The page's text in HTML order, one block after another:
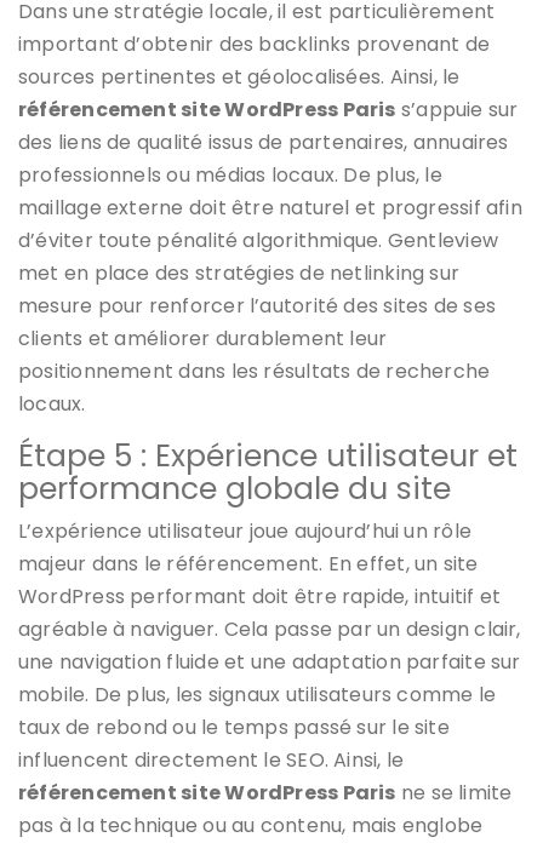
Dans une stratégie locale, il est particulièrement
important d’obtenir des backlinks provenant de
sources pertinentes et géolocalisées. Ainsi, le
référencement site WordPress Paris s’appuie sur
des liens de qualité issus de partenaires, annuaires
professionnels ou médias locaux. De plus, le
maillage externe doit être naturel et progressif afin
d’éviter toute pénalité algorithmique. Gentleview
met en place des stratégies de netlinking sur
mesure pour renforcer l’autorité des sites de ses
clients et améliorer durablement leur
positionnement dans les résultats de recherche
locaux.
Étape 5 : Expérience utilisateur et
performance globale du site
L’expérience utilisateur joue aujourd’hui un rôle
majeur dans le référencement. En effet, un site
WordPress performant doit être rapide, intuitif et
agréable à naviguer. Cela passe par un design clair,
une navigation fluide et une adaptation parfaite sur
mobile. De plus, les signaux utilisateurs comme le
taux de rebond ou le temps passé sur le site
influencent directement le SEO. Ainsi, le
référencement site WordPress Paris ne se limite
pas à la technique ou au contenu, mais englobe